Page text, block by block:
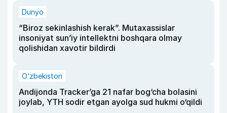
Dunyo
“Biroz sekinlashish kerak”. Mutaxassislar
insoniyat sun’iy intellektni boshqara olmay
qolishidan xavotir bildirdi
O‘zbekiston
Andijonda Tracker’ga 21 nafar bog‘cha bolasini
joylab, YTH sodir etgan ayolga sud hukmi o‘qildi